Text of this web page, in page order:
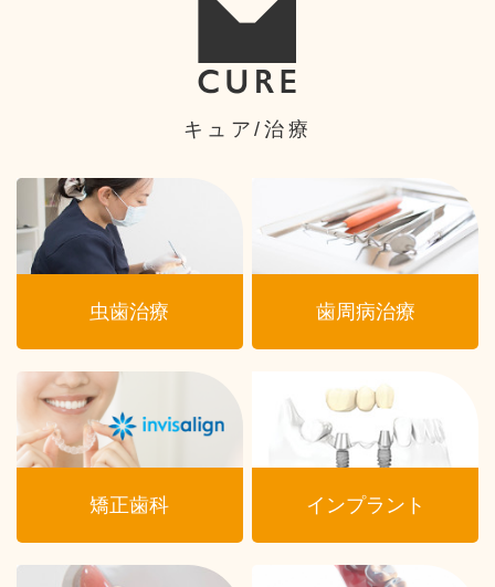
キュア/治療
虫歯治療 歯周病治療
矯正歯科 インプラント